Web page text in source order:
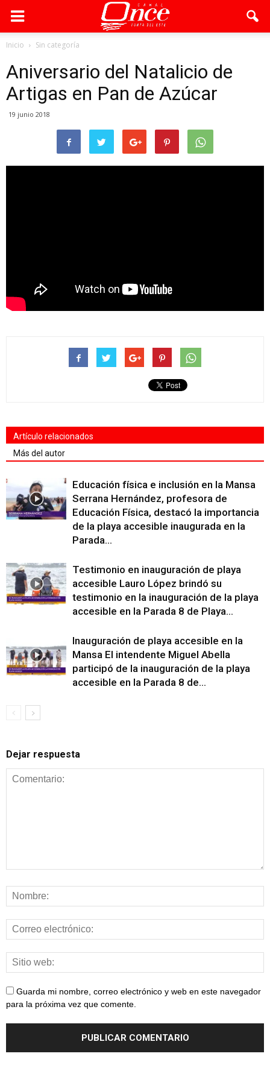
Inicio Sin categoría
Aniversario del Natalicio de
Artigas en Pan de Azúcar
19 junio 2018
Artículo relacionados
Más del autor
Educación física e inclusión en la Mansa
Serrana Hernández, profesora de
Educación Física, destacó la importancia
de la playa accesible inaugurada en la
Parada...
Testimonio en inauguración de playa
accesible Lauro López brindó su
testimonio en la inauguración de la playa
accesible en la Parada 8 de Playa...
Inauguración de playa accesible en la
Mansa El intendente Miguel Abella
participó de la inauguración de la playa
accesible en la Parada 8 de...
Dejar respuesta
Guarda mi nombre, correo electrónico y web en este navegador
para la próxima vez que comente.